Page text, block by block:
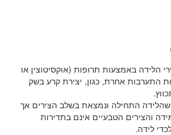
הלידה באמצעות תרופות (אוקסיטוצין או
התערבות אחרת, כגון, יצירת קרע בשק
שהלידה התחילה ונמצאת בשלב הצירים אך
והצירים הטבעיים אינם בתדירות
לידה.